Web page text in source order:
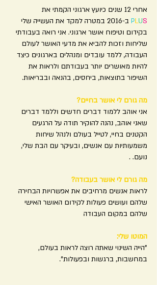
אחרי 12 שנים כיועץ ארגוני הקמתי את
PLUS
ב-2016 במטרה למקד את העשייה שלי
בקידום וטיפוח אושר ארגוני. אני רואה בעבודתי
שליחות וזכות להביא את מדעי האושר לעולם
העבודה, ללמד עובדים ומנהלים בארגונים כיצד
להיות מאושרים יותר בעבודתם ולראות את
השיפור בתוצאות, ביחסים, בהנאה ובבריאות.
מה גורם לי אושר בחיים?
אני אוהב ללמוד דברים חדשים וללמד דברים
שאני אוהב, נהנה להוקיר תודה על הרגעים
הקטנים בחיי, לטייל בעולם ולנהל שיחות
משמעותיות עם אנשים, ובעיקר עם הבת שלי,
נועם. .
מה גורם לי אושר בעבודה?
לראות אנשים מרחיבים את אפשרויות הבחירה
שלהם ועושים פעולות לקידום האושר האישי
שלהם במקום העבודה
המוטו שלי:
"הייה השינוי שאתה רוצה לראות בעולם,
במחשבות, ברגשות ובפעולות".